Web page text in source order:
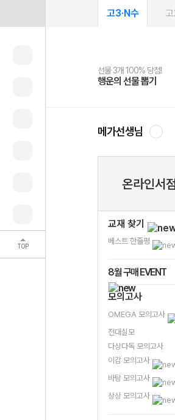
TOP
고3·N수
선물 3개 100% 당첨!
행운의 선물 뽑기
선물 100% 증정!
메가스터디 X 올리브
여름방학 스터디 캐시백
메가런 썸머스쿨
2027 러셀 단과
강사 공개선발
스마트러닝앱
설문 EVENT
메가패스
3일 무료 체험권
메가패스 수강생 무료혜택!
메가클럽 멤버십
사회공헌 캠페인
희망이룸 메가나눔
메가선생님
온라인서
교재 찾기
베스트 한줄평
8월 구매 EVENT
모의고사
OMEGA 모의고사
전대실모
다상다독 모의고사
이감 모의고사
바탕 모의고사
상상 모의고사